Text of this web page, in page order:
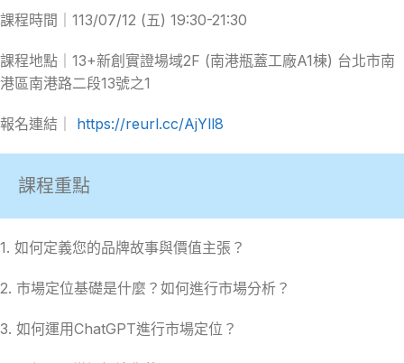
課程時間｜113/07/12 (五) 19:30-21:30
課程地點｜13+新創實證場域2F (南港瓶蓋工廠A1棟) 台北市南
港區南港路二段13號之1
報名連結｜ https://reurl.cc/AjYll8
課程重點
1. 如何定義您的品牌故事與價值主張？
2. 市場定位基礎是什麼？如何進行市場分析？
3. 如何運用ChatGPT進行市場定位？